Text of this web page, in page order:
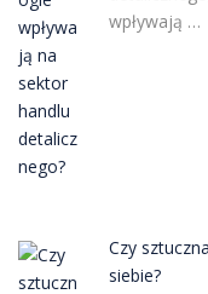
wpływają …
Czy
siebie?